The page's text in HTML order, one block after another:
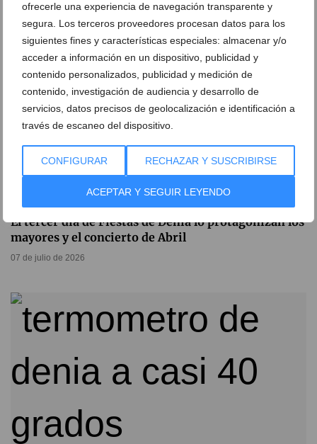
ofrecerle una experiencia de navegación transparente y
segura. Los terceros proveedores procesan datos para los
siguientes fines y características especiales: almacenar y/o
acceder a información en un dispositivo, publicidad y
contenido personalizados, publicidad y medición de
contenido, investigación de audiencia y desarrollo de
servicios, datos precisos de geolocalización e identificación a
través de escaneo del dispositivo.
CONFIGURAR RECHAZAR Y SUSCRIBIRSE
ACEPTAR Y SEGUIR LEYENDO
El tercer día de Fiestas de Dénia lo protagonizan los
mayores y el concierto de Abril
07 de julio de 2026